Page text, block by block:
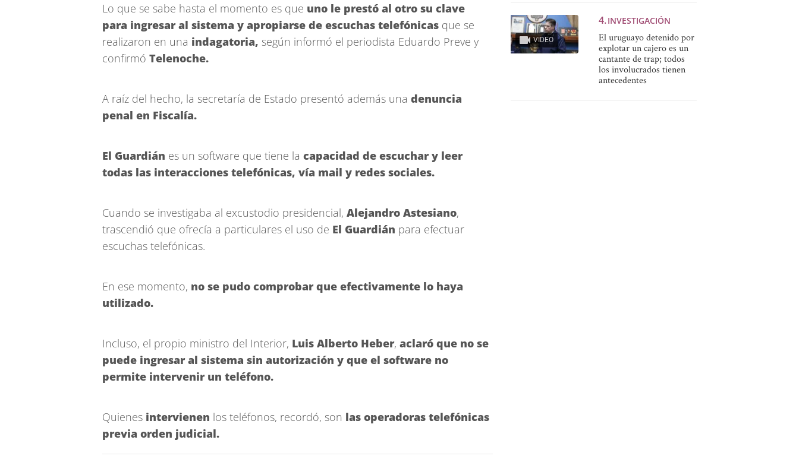
Lo que se sabe hasta el momento es que uno le prestó al otro su clave
para ingresar al sistema y apropiarse de escuchas telefónicas que se
realizaron en una indagatoria, según informó el periodista Eduardo Preve y
confirmó Telenoche.
A raíz del hecho, la secretaría de Estado presentó además una denuncia
penal en Fiscalía.
El Guardián es un software que tiene la capacidad de escuchar y leer
todas las interacciones telefónicas, vía mail y redes sociales.
Cuando se investigaba al excustodio presidencial, Alejandro Astesiano,
trascendió que ofrecía a particulares el uso de El Guardián para efectuar
escuchas telefónicas.
En ese momento, no se pudo comprobar que efectivamente lo haya
utilizado.
Incluso, el propio ministro del Interior, Luis Alberto Heber, aclaró que no se
puede ingresar al sistema sin autorización y que el software no
permite intervenir un teléfono.
Quienes intervienen los teléfonos, recordó, son las operadoras telefónicas
previa orden judicial.
VIDEO
INVESTIGACIÓN
El uruguayo detenido por
explotar un cajero es un
cantante de trap; todos
los involucrados tienen
antecedentes